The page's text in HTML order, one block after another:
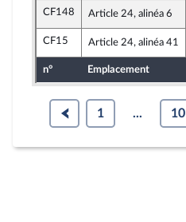
CF148 Article 24, alinéa 6
CF15 Article 24, alinéa 41
n° Emplacement
1 ... 10